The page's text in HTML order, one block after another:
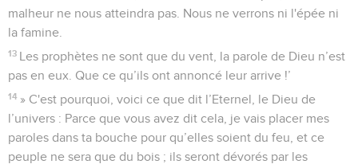
malheur ne nous atteindra pas. Nous ne verrons ni l'épée ni
la famine.
13 Les prophètes ne sont que du vent, la parole de Dieu n’est
pas en eux. Que ce qu’ils ont annoncé leur arrive !’
14 » C'est pourquoi, voici ce que dit l’Eternel, le Dieu de
l’univers : Parce que vous avez dit cela, je vais placer mes
paroles dans ta bouche pour qu’elles soient du feu, et ce
peuple ne sera que du bois ; ils seront dévorés par les